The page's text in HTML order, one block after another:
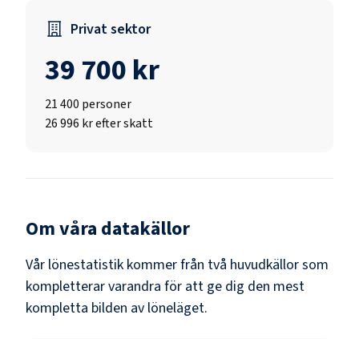
Privat sektor
39 700 kr
21 400 personer
26 996 kr efter skatt
Om våra datakällor
Vår lönestatistik kommer från två huvudkällor som
kompletterar varandra för att ge dig den mest
kompletta bilden av löneläget.